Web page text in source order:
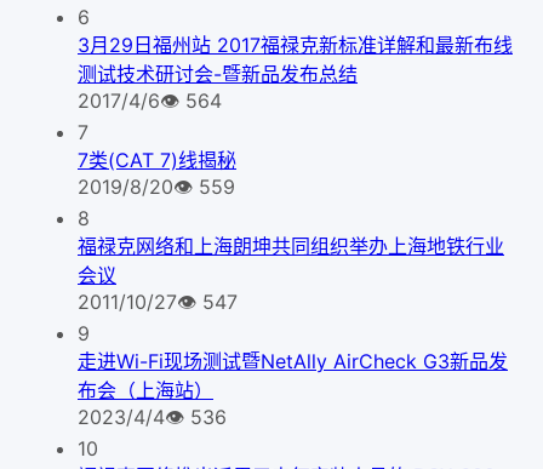
6
3月29日福州站 2017福禄克新标准详解和最新布线
测试技术研讨会-暨新品发布总结
2017/4/6👁 564
7
7类(CAT 7)线揭秘
2019/8/20👁 559
8
福禄克网络和上海朗坤共同组织举办上海地铁行业
会议
2011/10/27👁 547
9
走进Wi-Fi现场测试暨NetAlly AirCheck G3新品发
布会（上海站）
2023/4/4👁 536
10